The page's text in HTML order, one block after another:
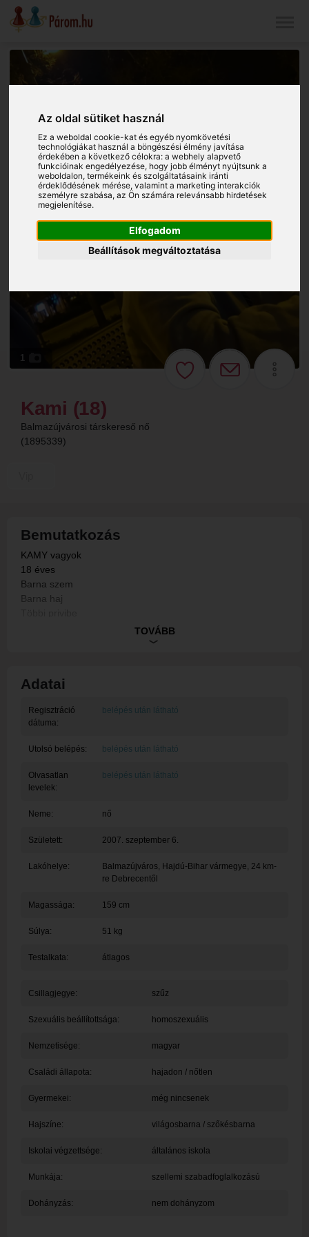
Az oldal sütiket használ
Ez a weboldal cookie-kat és egyéb nyomkövetési
technológiákat használ a böngészési élmény javítása
érdekében a következő célokra:a webhely alapvető
funkcióinak engedélyezése, hogy jobb élményt nyújtsunk a
weboldalon,termékeink és szolgáltatásaink iránti
érdeklődésének mérése, valamint a marketing interakciók
személyre szabása,az Ön számára relevánsabb hirdetések
megjelenítése.
Elfogadom
Beállítások megváltoztatása
1
Kami (18)
Balmazújvárosi társkereső nő
(1895339)
Bemutatkozás
KAMY vagyok
18 éves
Barna szem
Barna haj
TOVÁBB
Adatai
Regisztráció
dátuma:
belépés után látható
Utolsó belépés: belépés után látható
Olvasatlan
levelek:
belépés után látható
Neme: nő
Született: 2007. szeptember 6.
Lakóhelye: Balmazújváros, Hajdú-Bihar vármegye, 24 km-
re Debrecentől
Magassága: 159 cm
Súlya: 51 kg
Testalkata: átlagos
Csillagjegye: szűz
Szexuális beállítottsága: homoszexuális
Nemzetisége: magyar
Családi állapota: hajadon / nőtlen
Gyermekei: még nincsenek
Hajszíne: világosbarna / szőkésbarna
Iskolai végzettsége: általános iskola
Munkája: szellemi szabadfoglalkozású
Dohányzás: nem dohányzom